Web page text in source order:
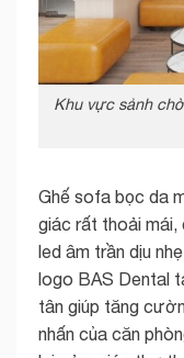
Khu vực sảnh
Ghế sofa bọc da
giác rất thoải mái,
led âm trần dịu
logo BAS Dental
tân giúp tăng
nhấn của căn